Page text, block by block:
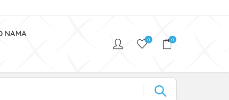
NAMA
0 0